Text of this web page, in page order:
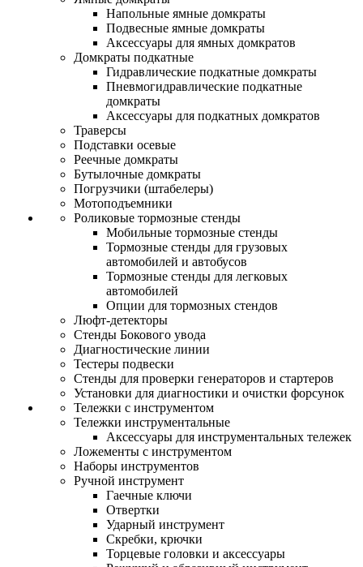
Напольные ямные домкраты
Подвесные ямные домкраты
Аксессуары для ямных домкратов
Домкраты подкатные
Гидравлические подкатные домкраты
Пневмогидравлические подкатные
домкраты
Аксессуары для подкатных домкратов
Траверсы
Подставки осевые
Реечные домкраты
Бутылочные домкраты
Погрузчики (штабелеры)
Мотоподъемники
Роликовые тормозные стенды
Мобильные тормозные стенды
Тормозные стенды для грузовых
автомобилей и автобусов
Тормозные стенды для легковых
автомобилей
Опции для тормозных стендов
Люфт-детекторы
Стенды Бокового увода
Диагностические линии
Тестеры подвески
Стенды для проверки генераторов и стартеров
Установки для диагностики и очистки форсунок
Тележки с инструментом
Тележки инструментальные
Аксессуары для инструментальных тележек
Ложементы с инструментом
Наборы инструментов
Ручной инструмент
Гаечные ключи
Отвертки
Ударный инструмент
Скребки, крючки
Торцевые головки и аксессуары